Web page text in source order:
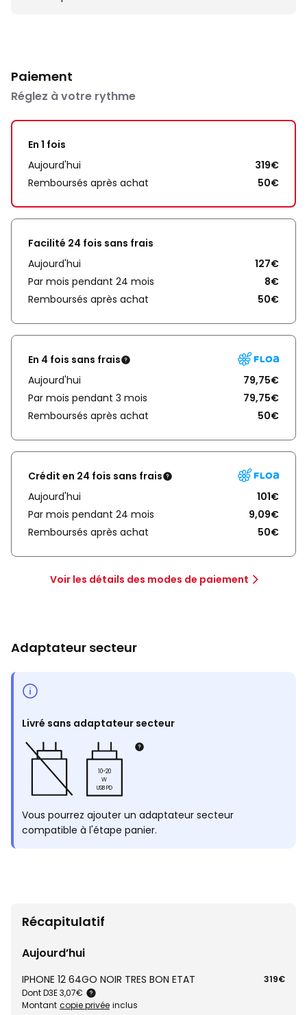
Paiement
Réglez à votre rythme
En 1 fois
Aujourd'hui
319€
Remboursés après achat
50€
Facilité 24 fois sans frais
Aujourd'hui
127€
Par mois pendant 24 mois
8€
Remboursés après achat
50€
En 4 fois sans frais
Aujourd'hui
79,75€
Par mois pendant 3 mois
79,75€
Remboursés après achat
50€
Crédit en 24 fois sans frais
Aujourd'hui
101€
Par mois pendant 24 mois
9,09€
Remboursés après achat
50€
Voir les détails des modes de paiement
Adaptateur secteur
Livré sans adaptateur secteur
10-20
W
USB PD
Vous pourrez ajouter un adaptateur secteur
compatible à l'étape panier.
Récapitulatif
Aujourd’hui
IPHONE 12 64GO NOIR TRES BON ETAT
Dont D3E 3,07€
Montant copie privée inclus
319€